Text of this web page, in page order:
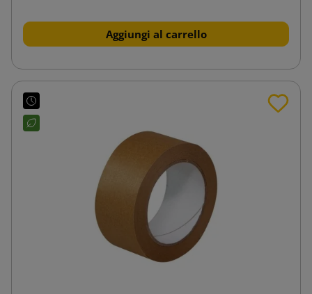
Aggiungi al carrello